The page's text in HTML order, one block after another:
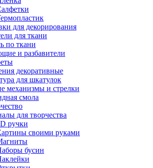
для декорирования
для ткани
по ткани
и разбавители
декоративные
для шкатулок
механизмы и стрелки
смола
для творчества
ручки
своими руками
бусин